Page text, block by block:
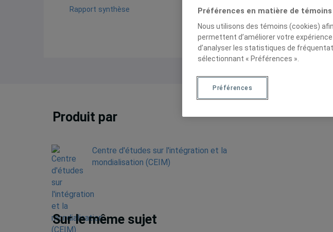
Rapport synthèse
Produit par
Centre d'études sur l'intégration et la
mondialisation (CEIM)
Sur le même sujet
Préférences en matière de témoins
Nous utilisons des témoins (cookies)
permettent d’améliorer votre
d’analyser les statistiques de
sélectionnant « Préférences ».
Préférences